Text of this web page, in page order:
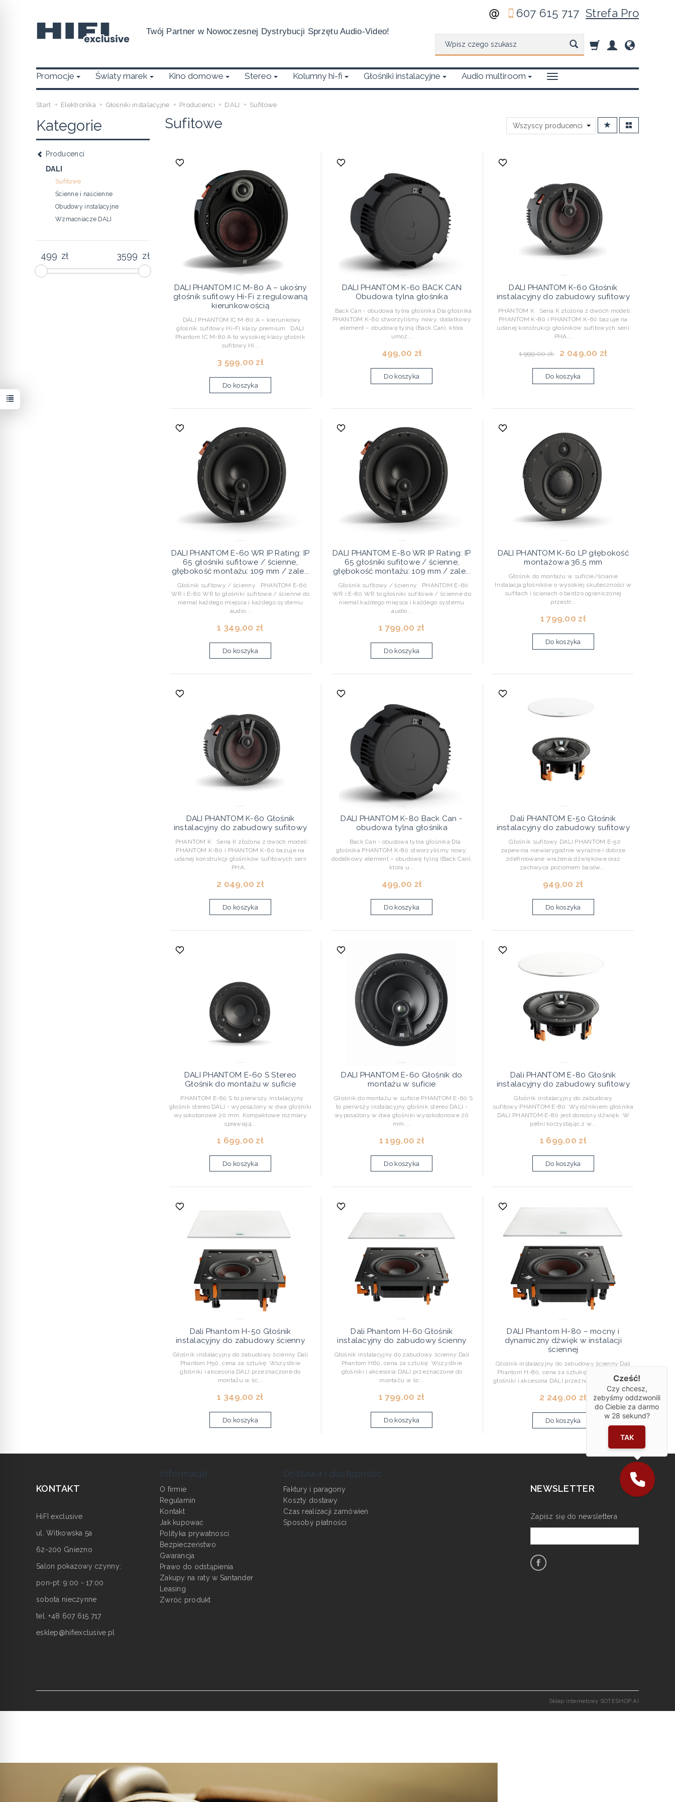
Twój Partner w Nowoczesnej Dystrybucji Sprzętu Audio-Video!
607 615 717Strefa Pro
Promocje Światy marek Kino domowe Stereo Kolumny hi-fi Głośniki instalacyjne Audio multiroom
Start Elektronika Głośniki instalacyjne Producenci DALI Sufitowe
Sufitowe
DALI PHANTOM IC M-80 A – ukośny
głośnik sufitowy Hi-Fi z regulowaną
kierunkowością
DALI PHANTOM IC M-80 A – kierunkowy
głośnik sufitowy Hi-Fi klasy premium DALI
Phantom IC M-80 A to wysokiej klasy głośnik
sufitowy Hi...
3 599,00 zł
Do koszyka
DALI PHANTOM K-60 BACK CAN
Obudowa tylna głośnika
Back Can - obudowa tylna głośnika Dla głośnika
PHANTOM K-60 stworzyliśmy nowy, dodatkowy
element – obudowę tylną (Back Can), która
umoż...
499,00 zł
Do koszyka
DALI PHANTOM K-60 Głośnik
instalacyjny do zabudowy sufitowy
PHANTOM K Seria K złożona z dwóch modeli:
PHANTOM K-80 i PHANTOM K-60 bazuje na
udanej konstrukcji głośników sufitowych serii
PHA...
1 999,00 zł 2 049,00 zł
Do koszyka
DALI PHANTOM E-60 WR IP Rating: IP
65 głośniki sufitowe / ścienne,
głębokość montażu: 109 mm / zale...
Głośnik sufitowy / ścienny PHANTOM E-60
WR i E-80 WR to głośniki sufitowe / ścienne do
niemal każdego miejsca i każdego systemu
audio...
1 349,00 zł
Do koszyka
DALI PHANTOM E-80 WR IP Rating: IP
65 głośniki sufitowe / ścienne,
głębokość montażu: 109 mm / zale...
Głośnik sufitowy / ścienny PHANTOM E-60
WR i E-80 WR to głośniki sufitowe / ścienne do
niemal każdego miejsca i każdego systemu
audio...
1 799,00 zł
Do koszyka
DALI PHANTOM K-60 LP głębokość
montażowa 36,5 mm
Głośnik do montażu w suficie/ścianie
Instalacja głośników o wysokiej skuteczności w
sufitach i ścianach o bardzo ograniczonej
przestr...
1 799,00 zł
Do koszyka
DALI PHANTOM K-60 Głośnik
instalacyjny do zabudowy sufitowy
PHANTOM K Seria K złożona z dwóch modeli:
PHANTOM K-80 i PHANTOM K-60 bazuje na
udanej konstrukcji głośników sufitowych serii
PHA...
2 049,00 zł
Do koszyka
DALI PHANTOM K-80 Back Can -
obudowa tylna głośnika
Back Can - obudowa tylna głośnika Dla
głośnika PHANTOM K-80 stworzyliśmy nowy,
dodatkowy element – obudowę tylną (Back Can),
która u...
499,00 zł
Do koszyka
Dali PHANTOM E-50 Głośnik
instalacyjny do zabudowy sufitowy
Głośnik sufitowy DALI PHANTOM E-50
zapewnia niewiarygodnie wyraźne i dobrze
zdefiniowane wrażenia dźwiękowe oraz
zachwyca poziomem basów,...
949,00 zł
Do koszyka
DALI PHANTOM E-60 S Stereo
Głośnik do montażu w suficie
PHANTOM E-60 S to pierwszy instalacyjny
głośnik stereo DALI - wyposażony w dwa głośniki
wysokotonowe 20 mm. Kompaktowe rozmiary
sprawiają...
1 699,00 zł
Do koszyka
DALI PHANTOM E-60 Głośnik do
montażu w suficie
Głośnik do montażu w suficie PHANTOM E-60 S
to pierwszy instalacyjny głośnik stereo DALI -
wyposażony w dwa głośniki wysokotonowe 20
mm....
1 199,00 zł
Do koszyka
Dali PHANTOM E-80 Głośnik
instalacyjny do zabudowy sufitowy
Głośnik instalacyjny do zabudowy
sufitowy PHANTOM E-80 Wyróżnikiem głośnika
DALI PHANTOM E-80 jest donośny dźwięk. W
pełni korzystając z w...
1 699,00 zł
Do koszyka
Dali Phantom H-50 Głośnik
instalacyjny do zabudowy ścienny
Głośnik instalacyjny do zabudowy ścienny Dali
Phantom H50, cena za sztukę Wszystkie
głośniki i akcesoria DALI przeznaczone do
montażu w śc...
1 349,00 zł
Do koszyka
Dali Phantom H-60 Głośnik
instalacyjny do zabudowy ścienny
Głośnik instalacyjny do zabudowy ścienny Dali
Phantom H60, cena za sztukę Wszystkie
głośniki i akcesoria DALI przeznaczone do
montażu w śc...
1 799,00 zł
Do koszyka
DALI Phantom H-80 – mocny i
dynamiczny dźwięk w instalacji
ściennej
Głośnik instalacyjny do zabudowy ścienny Dali
Phantom H-80, cena za sztukę Wszystkie
głośniki i akcesoria DALI przeznaczone do mon...
2 249,00 zł
Do koszyka
Kategorie
Producenci
DALI
Sufitowe
Ścienne i naścienne
Obudowy instalacyjne
Wzmacniacze DALI
zł zł
KONTAKT
HiFI exclusive
ul. Witkowska 5a
62-200 Gniezno
Salon pokazowy czynny:
pon-pt: 9:00 - 17:00
sobota nieczynne
tel. +48 607 615 717
esklep@hifiexclusive.pl
Informacje
O firmie
Regulamin
Kontakt
Jak kupować
Polityka prywatności
Bezpieczeństwo
Gwarancja
Prawo do odstąpienia
Zakupy na raty w Santander
Leasing
Zwróć produkt
Dostawa i dostępność
Faktury i paragony
Koszty dostawy
Czas realizacji zamówień
Sposoby płatności
NEWSLETTER
Zapisz się do newslettera
Sklep internetowy SOTESHOP AI
Cześć!
Czy chcesz,
żebyśmy oddzwonili
do Ciebie za darmo
w 28 sekund?
TAK